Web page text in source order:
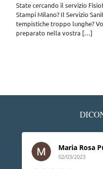
State cercando il servizio
Stampi Milano? Il Servizio
tempistiche troppo lunghe?
preparato nella vostra […]
Maria Rosa
02/03/2023